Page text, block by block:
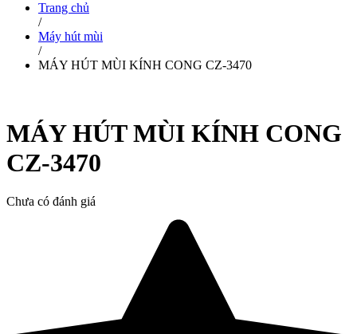
Trang chủ
/
Máy hút mùi
/
MÁY HÚT MÙI KÍNH CONG CZ-3470
MÁY HÚT MÙI KÍNH CONG
CZ-3470
Chưa có đánh giá